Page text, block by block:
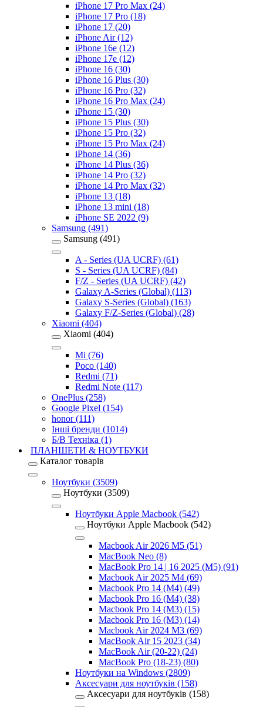
iPhone 17 Pro Max (24)
iPhone 17 Pro (18)
iPhone 17 (20)
iPhone Air (12)
iPhone 16e (12)
iPhone 17e (12)
iPhone 16 (30)
iPhone 16 Plus (30)
iPhone 16 Pro (32)
iPhone 16 Pro Max (24)
iPhone 15 (30)
iPhone 15 Plus (30)
iPhone 15 Pro (32)
iPhone 15 Pro Max (24)
iPhone 14 (36)
iPhone 14 Plus (36)
iPhone 14 Pro (32)
iPhone 14 Pro Max (32)
iPhone 13 (18)
iPhone 13 mini (18)
iPhone SE 2022 (9)
Samsung (491)
Samsung (491)
A - Series (UA UCRF) (61)
S - Series (UA UCRF) (84)
F/Z - Series (UA UCRF) (42)
Galaxy A-Series (Global) (113)
Galaxy S-Series (Global) (163)
Galaxy F/Z-Series (Global) (28)
Xiaomi (404)
Xiaomi (404)
Mi (76)
Poco (140)
Redmi (71)
Redmi Note (117)
OnePlus (258)
Google Pixel (154)
honor (111)
Інші бренди (1014)
Б/В Техніка (1)
ПЛАНШЕТИ & НОУТБУКИ
Каталог товарів
Ноутбуки (3509)
Ноутбуки (3509)
Ноутбуки Apple Macbook (542)
Ноутбуки Apple Macbook (542)
Macbook Air 2026 M5 (51)
MacBook Neo (8)
MacBook Pro 14 | 16 2025 (M5) (91)
Macbook Air 2025 M4 (69)
Macbook Pro 14 (M4) (49)
Macbook Pro 16 (M4) (38)
Macbook Pro 14 (M3) (15)
Macbook Pro 16 (M3) (14)
Macbook Air 2024 M3 (69)
MacBook Air 15 2023 (34)
MacBook Air (20-22) (24)
MacBook Pro (18-23) (80)
Ноутбуки на Windows (2809)
Аксесуари для ноутбуків (158)
Аксесуари для ноутбуків (158)